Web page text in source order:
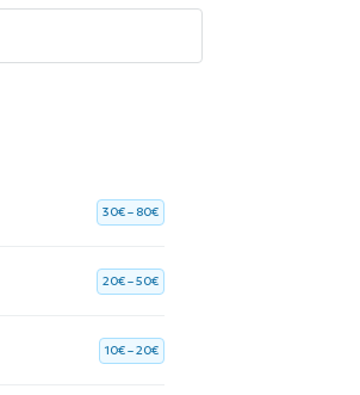
30€ – 80€
20€ – 50€
10€ – 20€